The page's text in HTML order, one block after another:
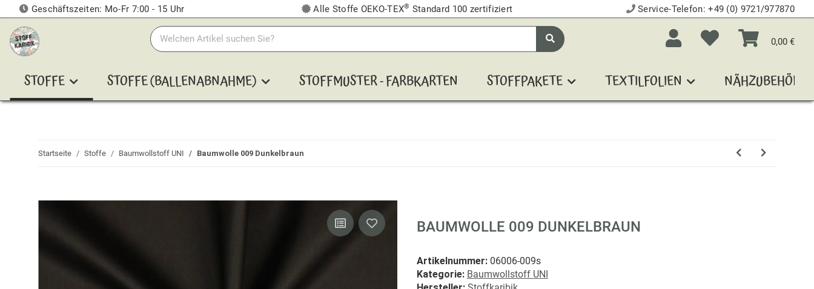
Geschäftszeiten: Mo-Fr 7:00 - 15 Uhr Alle Stoffe OEKO-TEX® Standard 100 zertifiziert Service-Telefon:+49 (0) 9721/977870
0,00 €
STOFFE STOFFE (BALLENABNAHME) STOFFMUSTER - FARBKARTEN STOFFPAKETE TEXTILFOLIEN NÄHZUBEHÖR
Startseite Stoffe Baumwollstoff UNI Baumwolle 009 Dunkelbraun
BAUMWOLLE 009 DUNKELBRAUN
Artikelnummer: 06006-009s
Kategorie: Baumwollstoff UNI